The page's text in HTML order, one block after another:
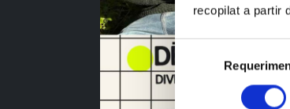
recopilat a partir
Selecció
de
consentiment